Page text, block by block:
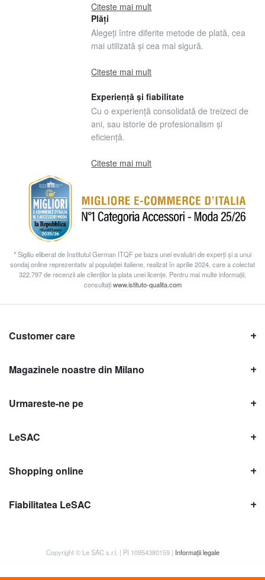
Citeste mai mult
Plăți
Alegeți între diferite metode de plată, cea
mai utilizată și cea mai sigură.
Citeste mai mult
Experiență și fiabilitate
Cu o experiență consolidată de treizeci de
ani, sau istorie de profesionalism și
eficiență.
Citeste mai mult
* Sigiliu eliberat de Institutul German ITQF pe baza unei evaluări de experți și a unui
sondaj online reprezentativ al populației italiene, realizat în aprilie 2024, care a colectat
322.797 de recenzii ale clienților la plata unei licențe. Pentru mai multe informații,
consultațiwww.istituto-qualita.com
Customer care
Magazinele noastre din Milano
Urmareste-ne pe
LeSAC
Shopping online
Fiabilitatea LeSAC
Copyright © Le SAC s.r.l. | PI 10954380159 | Informații legale